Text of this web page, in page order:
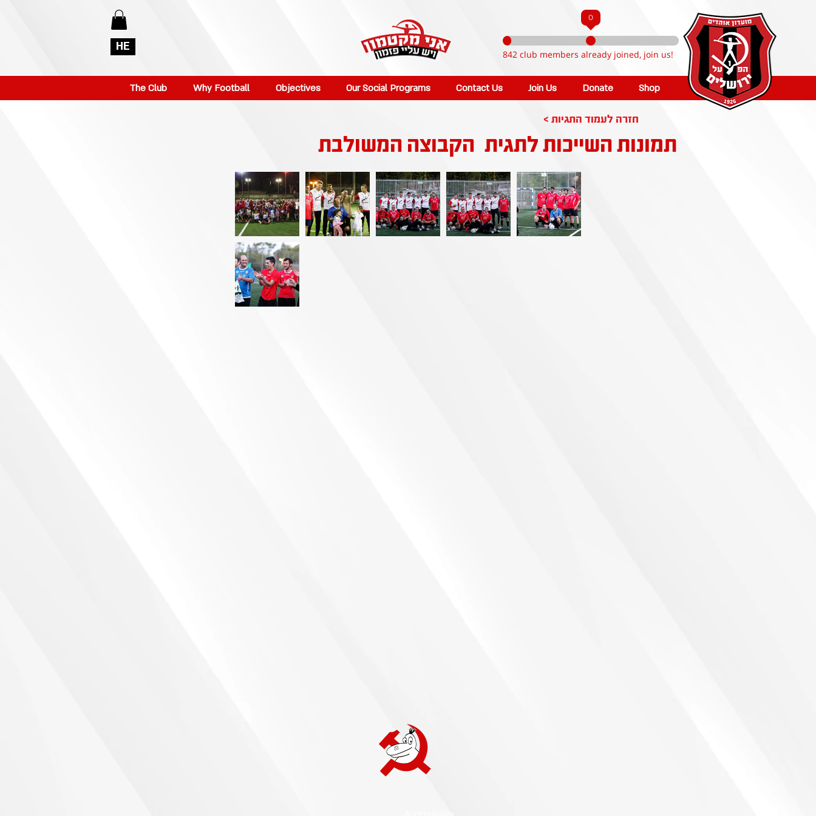
HE
0
842 club members already joined, join us!
The Club Why Football Objectives Our Social Programs Contact Us Join Us Donate Shop
< חזרה לעמוד התגיות
הקבוצה המשולבת תמונות השייכות לתגית